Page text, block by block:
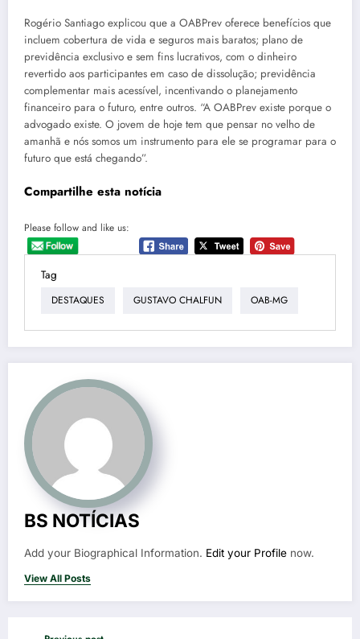
Rogério Santiago explicou que a OABPrev oferece benefícios que
incluem cobertura de vida e seguros mais baratos; plano de
previdência exclusivo e sem fins lucrativos, com o dinheiro
revertido aos participantes em caso de dissolução; previdência
complementar mais acessível, incentivando o planejamento
financeiro para o futuro, entre outros. “A OABPrev existe porque o
advogado existe. O jovem de hoje tem que pensar no velho de
amanhã e nós somos um instrumento para ele se programar para o
futuro que está chegando”.
Compartilhe esta notícia
Please follow and like us:
Tag
DESTAQUES GUSTAVO CHALFUN OAB-MG
BS NOTÍCIAS
Add your Biographical Information. Edit your Profile now.
View All Posts